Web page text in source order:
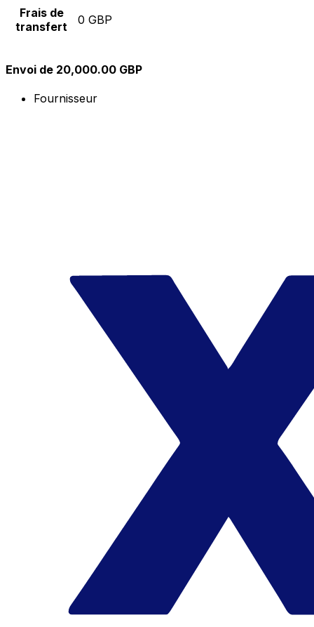
Frais de
transfert
0 GBP
Envoi de 20,000.00 GBP
Fournisseur